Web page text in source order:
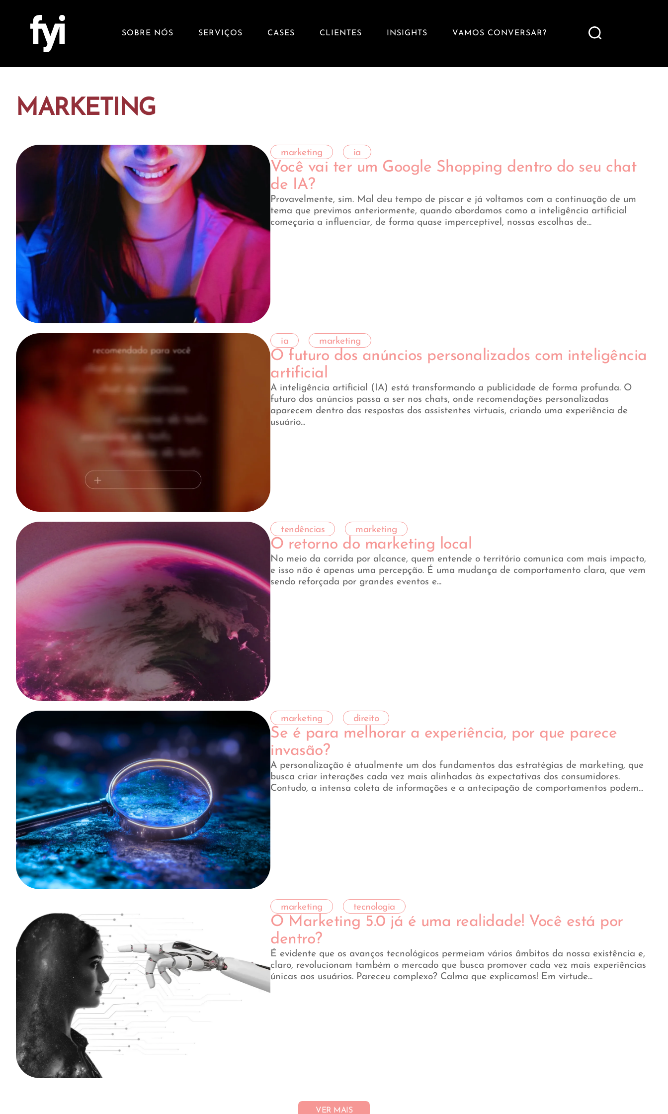
SOBRE NÓS SERVIÇOS CASES CLIENTES INSIGHTS VAMOS CONVERSAR?
MARKETING
marketing ia
Você vai ter um Google Shopping dentro do seu chat
de IA?
Provavelmente, sim. Mal deu tempo de piscar e já voltamos com a continuação de um
tema que previmos anteriormente, quando abordamos como a inteligência artificial
começaria a influenciar, de forma quase imperceptível, nossas escolhas de...
ia marketing
O futuro dos anúncios personalizados com inteligência
artificial
A inteligência artificial (IA) está transformando a publicidade de forma profunda. O
futuro dos anúncios passa a ser nos chats, onde recomendações personalizadas
aparecem dentro das respostas dos assistentes virtuais, criando uma experiência de
usuário...
tendências marketing
O retorno do marketing local
No meio da corrida por alcance, quem entende o território comunica com mais impacto,
e isso não é apenas uma percepção. É uma mudança de comportamento clara, que vem
sendo reforçada por grandes eventos e...
marketing direito
Se é para melhorar a experiência, por que parece
invasão?
A personalização é atualmente um dos fundamentos das estratégias de marketing, que
busca criar interações cada vez mais alinhadas às expectativas dos consumidores.
Contudo, a intensa coleta de informações e a antecipação de comportamentos podem...
marketing tecnologia
O Marketing 5.0 já é uma realidade! Você está por
dentro?
É evidente que os avanços tecnológicos permeiam vários âmbitos da nossa existência e,
claro, revolucionam também o mercado que busca promover cada vez mais experiências
únicas aos usuários. Pareceu complexo? Calma que explicamos! Em virtude...
VER MAIS